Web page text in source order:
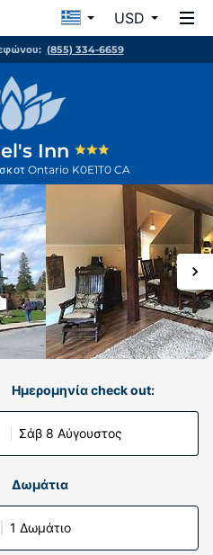
USD
(855) 334-6659
Inn
Ontario K0E1T0 CA
Ημερομηνία check out:
Σάβ 8 Αύγουστος
Δωμάτια
1 Δωμάτιο